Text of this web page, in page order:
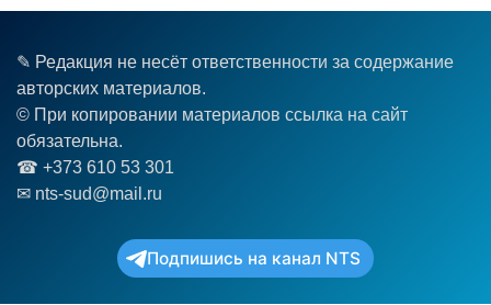
✎ Редакция не несёт ответственности за содержание
авторских материалов.
© При копировании материалов ссылка на сайт
обязательна.
☎︎ +373 610 53 301
✉ nts-sud@mail.ru
Подпишись на канал NTS